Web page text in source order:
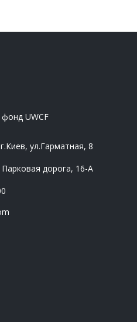
UWCF
ул.Гарматная, 8
дорога, 16-А